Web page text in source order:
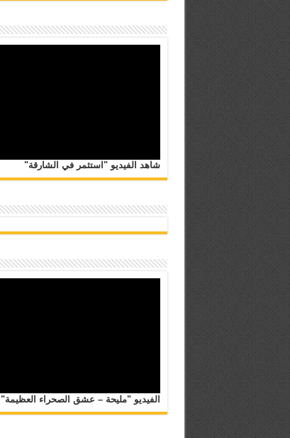
شاهد الفيديو "استثمر في الشارقة"
الفيديو "مليحة – عشق الصحراء العظيمة"